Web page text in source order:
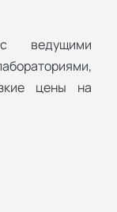
ведущими
цены на